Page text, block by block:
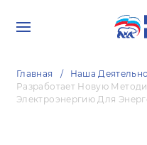
Главная Наша
Разработает Новую
Электроэнергию Для